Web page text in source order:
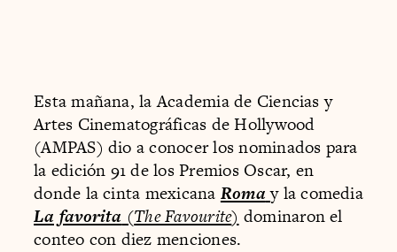
Esta mañana, la Academia de Ciencias y
Artes Cinematográficas de Hollywood
(AMPAS) dio a conocer los nominados para
la edición 91 de los Premios Oscar, en
donde la cinta mexicana Roma y la comedia
La favorita (The Favourite) dominaron el
conteo con diez menciones.